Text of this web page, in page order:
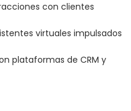
con clientes
virtuales impulsados
plataformas de CRM y